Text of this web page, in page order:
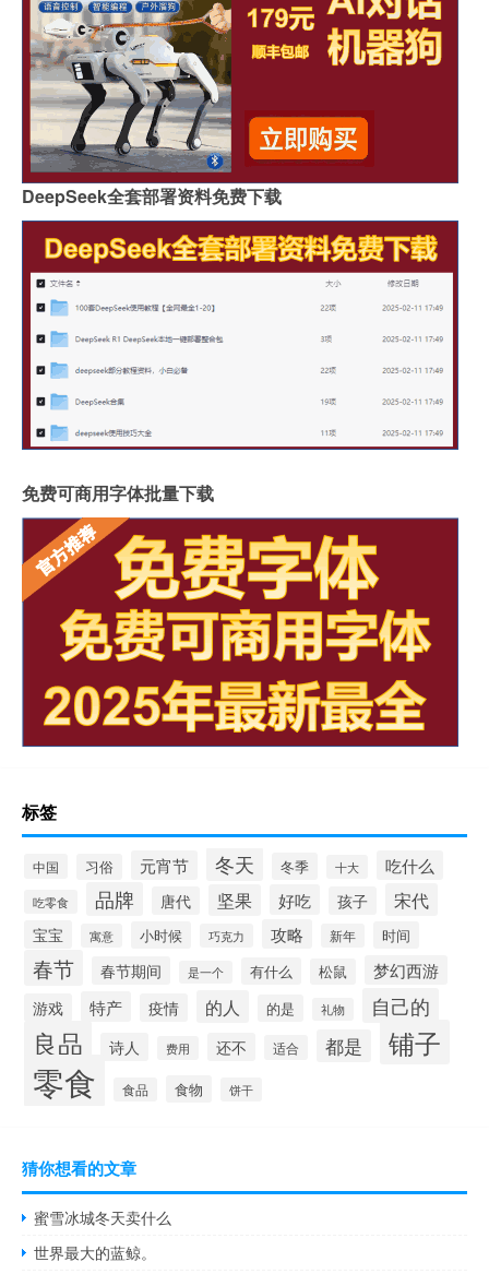
DeepSeek全套部署资料免费下载
免费可商用字体批量下载
标签
中国 习俗 元宵节 冬天 冬季 十大 吃什么
吃零食 品牌 唐代 坚果 好吃 孩子 宋代
宝宝 寓意 小时候 巧克力 攻略 新年 时间
春节 春节期间 是一个 有什么 松鼠 梦幻西游
游戏 特产 疫情 的人 的是 礼物 自己的
良品 诗人 费用 还不 适合 都是 铺子
零食 食品 食物 饼干
猜你想看的文章
蜜雪冰城冬天卖什么
世界最大的蓝鲸。